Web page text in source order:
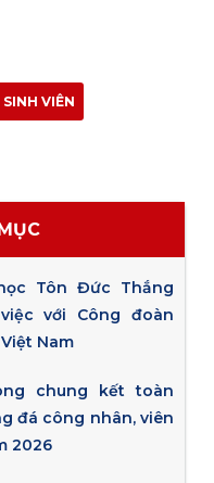
SINH VIÊN
Tôn Đức Thắng
với Công đoàn
Nam
chung kết toàn
đá công nhân, viên
2026